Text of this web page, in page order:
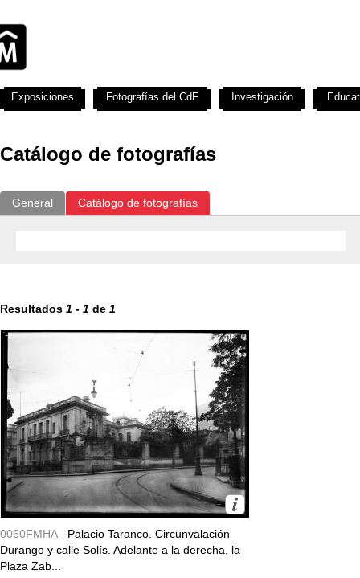
Catálogo de fotografías
General Catálogo de fotografías
Resultados 1 - 1 de 1
0060FMHA - Palacio Taranco. Circunvalación
Durango y calle Solís. Adelante a la derecha, la
Plaza Zab...
Exposiciones Fotografías del CdF Investigación